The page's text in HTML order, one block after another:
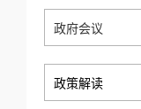
政府会议
政策解读